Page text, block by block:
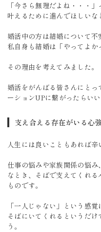
「今さら無理だよね・・・
叶えるために進んでほしいな
婚活中の方は結婚について不
私自身も結婚は「やってよか
その理由を考えてみました。
婚活をがんばる皆さんにと
ーションUPに繋がったらいい
支え合える存在がいる心
人生には良いこともあれば辛
仕事の悩みや家族関係の悩
なとき、そばで支えてくれ
ものです。
「一人じゃない」という感
そばにいてくれるというだ
う。